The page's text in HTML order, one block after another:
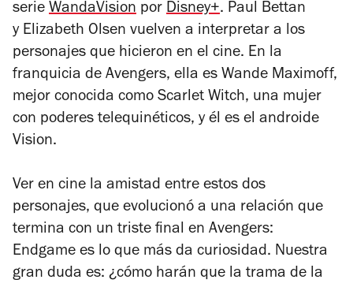
serie WandaVision por Disney+. Paul Bettan
y Elizabeth Olsen vuelven a interpretar a los
personajes que hicieron en el cine. En la
franquicia de Avengers, ella es Wande Maximoff,
mejor conocida como Scarlet Witch, una mujer
con poderes telequinéticos, y él es el androide
Vision.
Ver en cine la amistad entre estos dos
personajes, que evolucionó a una relación que
termina con un triste final en Avengers:
Endgame es lo que más da curiosidad. Nuestra
gran duda es: ¿cómo harán que la trama de la